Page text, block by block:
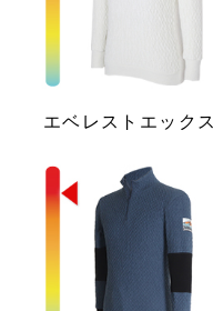
エベレストエックス